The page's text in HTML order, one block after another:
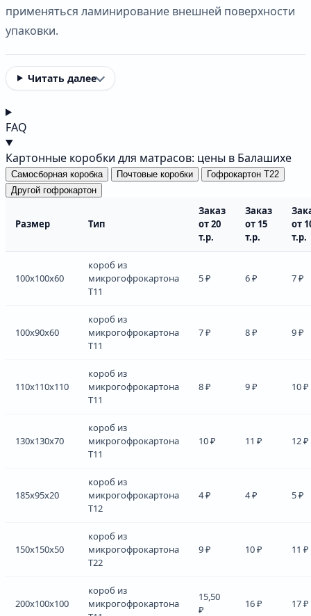
применяться ламинирование внешней поверхности
упаковки.
Читать далее
FAQ
Картонные коробки для матрасов: цены в Балашихе
Самосборная коробка Почтовые коробки
Гофрокартон Т22
Другой гофрокартон
Размер Тип
Заказ
от 20
т.р.
Заказ
от 15
т.р.
от
т.р.
100x100x60
короб из
микрогофрокартона
Т11
5 ₽ 6 ₽ 7 ₽
100x90x60
короб из
микрогофрокартона
Т11
7 ₽ 8 ₽ 9 ₽
110x110x110
короб из
микрогофрокартона
Т11
8 ₽ 9 ₽ 10 ₽
130x130x70
короб из
микрогофрокартона
Т11
10 ₽ 11 ₽ 12 ₽
185x95x20
короб из
микрогофрокартона
Т12
4 ₽ 4 ₽ 5 ₽
150x150x50
короб из
микрогофрокартона
Т22
9 ₽ 10 ₽ 11 ₽
200x100x100
короб из
микрогофрокартона
15,50
₽
16 ₽ 17 ₽